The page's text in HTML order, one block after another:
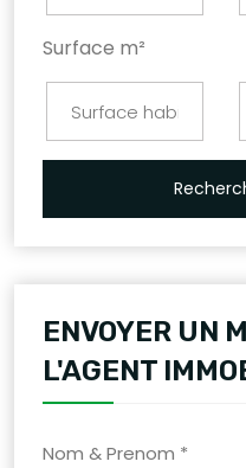
Surface m²
ENVOYER UN
L'AGENT
Nom & Prenom *